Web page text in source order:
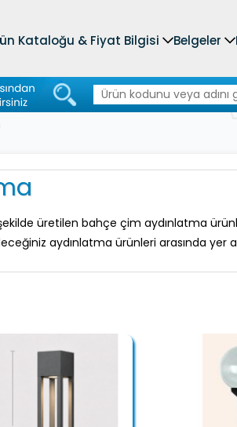
Kataloğu & Fiyat Bilgisi Belgeler
üretilen bahçe çim aydınlatma
aydınlatma ürünleri arasında yer